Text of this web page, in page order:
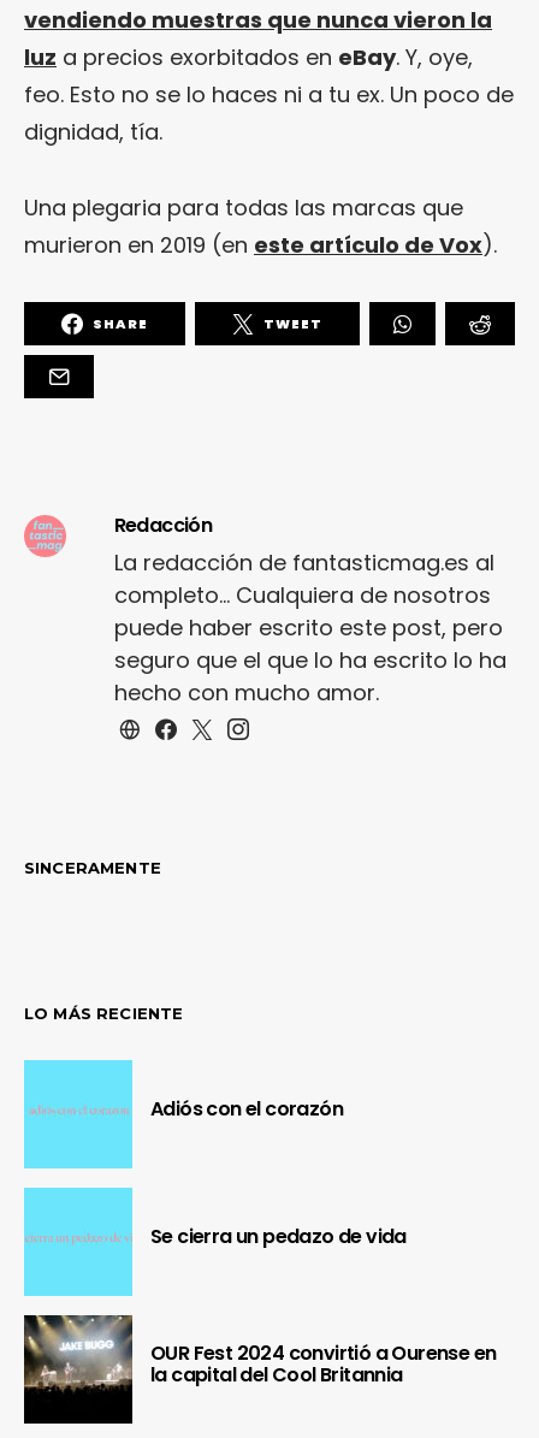
vendiendo muestras que nunca vieron la
luz a precios exorbitados en eBay. Y, oye,
feo. Esto no se lo haces ni a tu ex. Un poco de
dignidad, tía.
Una plegaria para todas las marcas que
murieron en 2019 (en este artículo de Vox).
SHARE TWEET
Redacción
La redacción de fantasticmag.es al
completo... Cualquiera de nosotros
puede haber escrito este post, pero
seguro que el que lo ha escrito lo ha
hecho con mucho amor.
SINCERAMENTE
LO MÁS RECIENTE
Adiós con el corazón
Se cierra un pedazo de vida
OUR Fest 2024 convirtió a Ourense en
la capital del Cool Britannia